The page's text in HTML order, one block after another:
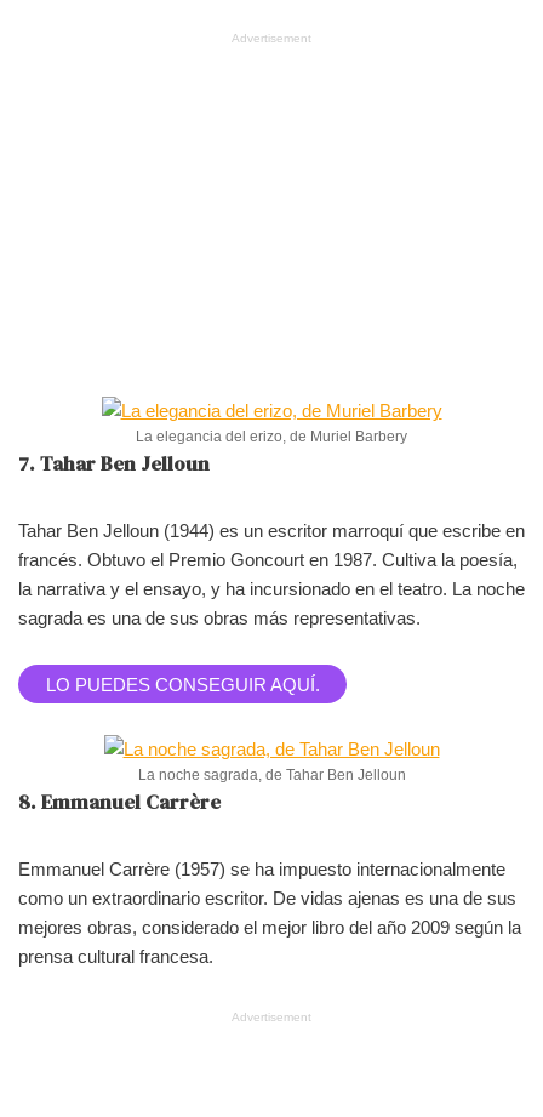
Advertisement
La elegancia del erizo, de Muriel Barbery
7. Tahar Ben Jelloun
Tahar Ben Jelloun (1944) es un escritor marroquí que escribe en
francés. Obtuvo el Premio Goncourt en 1987. Cultiva la poesía,
la narrativa y el ensayo, y ha incursionado en el teatro. La noche
sagrada es una de sus obras más representativas.
LO PUEDES CONSEGUIR AQUÍ.
La noche sagrada, de Tahar Ben Jelloun
8. Emmanuel Carrère
Emmanuel Carrère (1957) se ha impuesto internacionalmente
como un extraordinario escritor. De vidas ajenas es una de sus
mejores obras, considerado el mejor libro del año 2009 según la
prensa cultural francesa.
Advertisement